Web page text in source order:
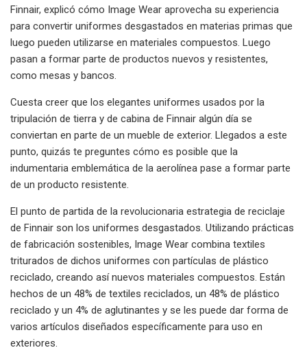
Finnair, explicó cómo Image Wear aprovecha su experiencia
para convertir uniformes desgastados en materias primas que
luego pueden utilizarse en materiales compuestos. Luego
pasan a formar parte de productos nuevos y resistentes,
como mesas y bancos.
Cuesta creer que los elegantes uniformes usados ​​por la
tripulación de tierra y de cabina de Finnair algún día se
conviertan en parte de un mueble de exterior. Llegados a este
punto, quizás te preguntes cómo es posible que la
indumentaria emblemática de la aerolínea pase a formar parte
de un producto resistente.
El punto de partida de la revolucionaria estrategia de reciclaje
de Finnair son los uniformes desgastados. Utilizando prácticas
de fabricación sostenibles, Image Wear combina textiles
triturados de dichos uniformes con partículas de plástico
reciclado, creando así nuevos materiales compuestos. Están
hechos de un 48% de textiles reciclados, un 48% de plástico
reciclado y un 4% de aglutinantes y se les puede dar forma de
varios artículos diseñados específicamente para uso en
exteriores.